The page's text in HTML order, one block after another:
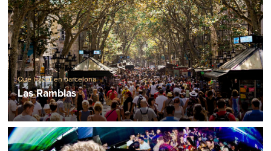
Qué hacer en barcelona
Las Ramblas